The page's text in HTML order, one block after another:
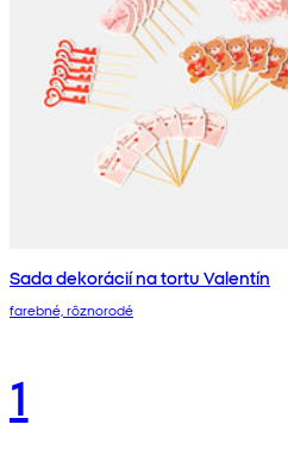
Sada dekorácií na tortu Valentín
farebné, rôznorodé
1